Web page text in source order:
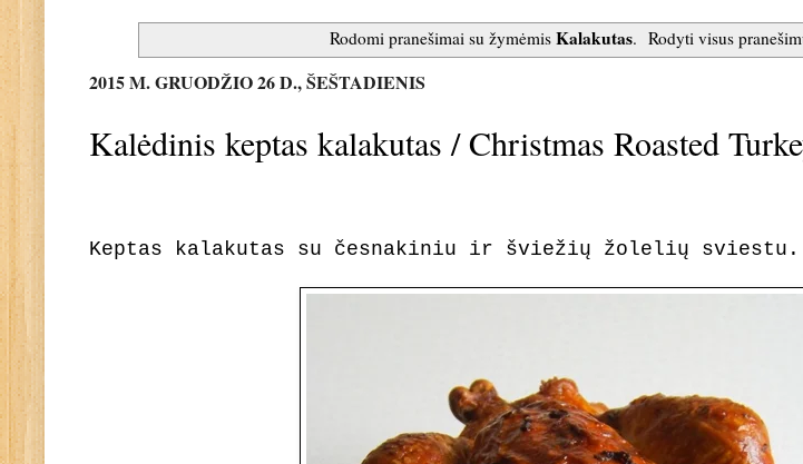
Rodomi pranešimai su žymėmis Kalakutas. Rodyti visus
2015 M. GRUODŽIO 26 D., ŠEŠTADIENIS
Kalėdinis keptas kalakutas / Christmas Roasted
Keptas kalakutas su česnakiniu ir šviežių žolelių sviestu.